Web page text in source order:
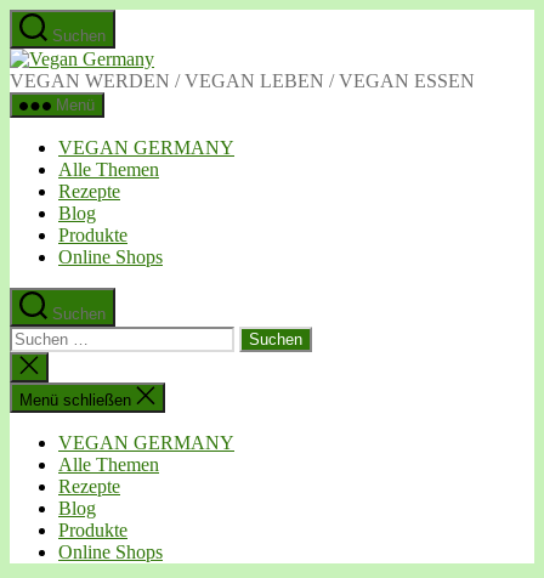
Zum
Inhalt
springen
Suchen
Vegan
Germany
VEGAN WERDEN / VEGAN LEBEN / VEGAN ESSEN
Menü
VEGAN GERMANY
Alle Themen
Rezepte
Blog
Produkte
Online Shops
Suchen
Suchen
nach:
Suche
schließen
Menü schließen
VEGAN GERMANY
Alle Themen
Rezepte
Blog
Produkte
Online Shops